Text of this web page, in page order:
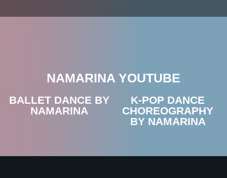
NAMARINA YOUTUBE
BALLET DANCE BY
NAMARINA
K-POP DANCE
CHOREOGRAPHY
BY NAMARINA